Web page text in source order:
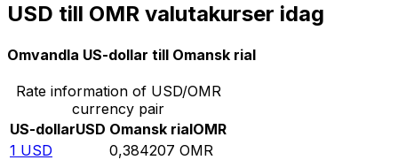
USD till OMR valutakurser idag
Omvandla US-dollar till Omansk rial
Rate information of USD/OMR
currency pair
US-dollarUSD Omansk rialOMR
1 USD 0,384207 OMR